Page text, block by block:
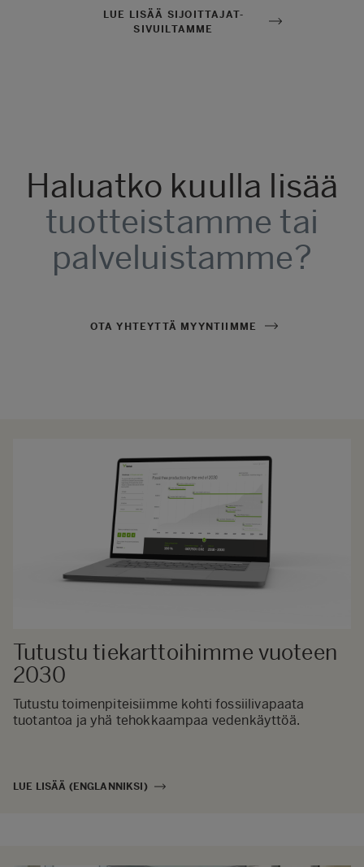
LUE LISÄÄ SIJOITTAJAT-
SIVUILTAMME
Haluatko kuulla lisää
tuotteistamme tai
palveluistamme?
OTA YHTEYTTÄ MYYNTIIMME
Tutustu tiekarttoihimme vuoteen
2030
Tutustu toimenpiteisiimme kohti fossiilivapaata
tuotantoa ja yhä tehokkaampaa vedenkäyttöä.
LUE LISÄÄ (ENGLANNIKSI)